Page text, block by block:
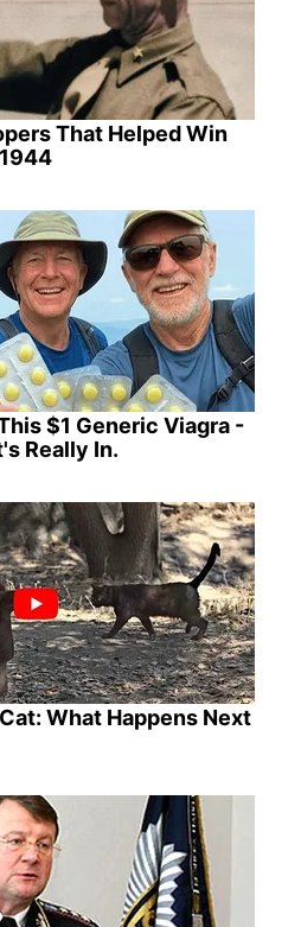
That Helped Win
$1 Generic Viagra -
Really In.
What Happens Next